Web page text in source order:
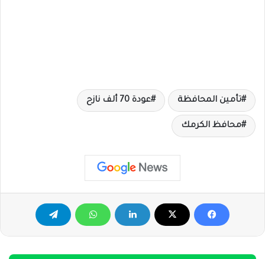
تأمين المحافظة عودة 70 ألف نازح
محافظ الكرمك